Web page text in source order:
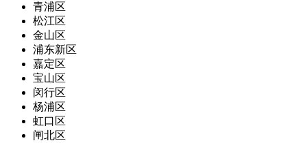
青浦区
松江区
金山区
浦东新区
嘉定区
宝山区
闵行区
杨浦区
虹口区
闸北区